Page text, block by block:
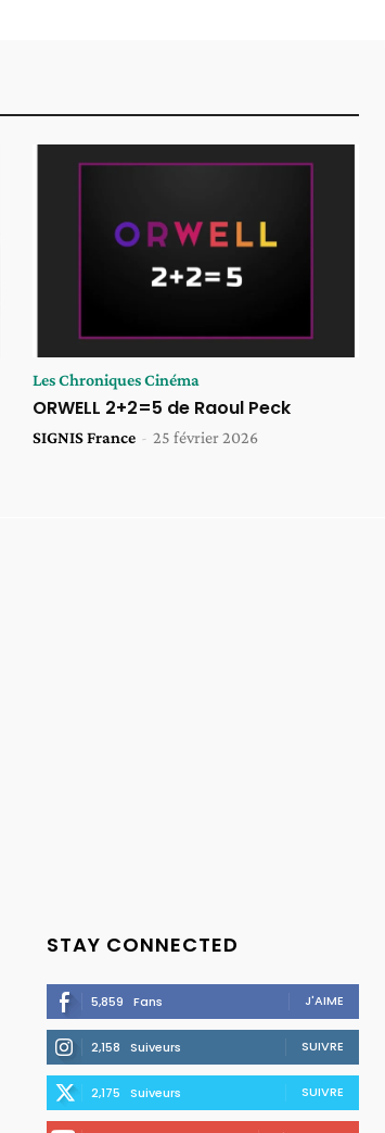
Les Chroniques Cinéma
ORWELL 2+2=5 de Raoul Peck
SIGNIS France - 25 février 2026
STAY CONNECTED
5,859 Fans J'AIME
2,158 Suiveurs SUIVRE
2,175 Suiveurs SUIVRE